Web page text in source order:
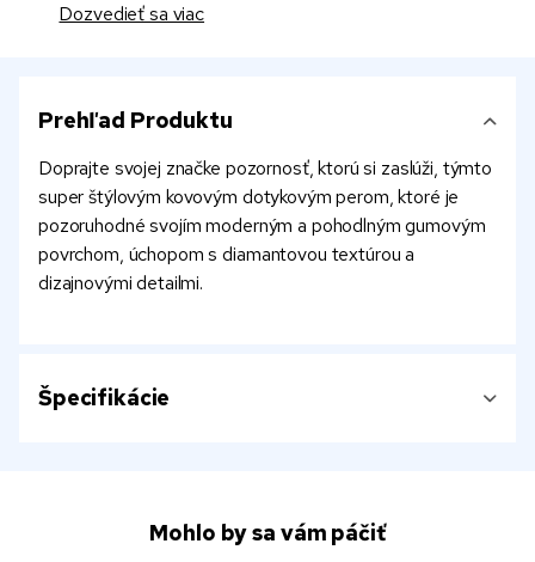
Dozvedieť sa viac
Prehľad Produktu
Doprajte svojej značke pozornosť, ktorú si zaslúži, týmto
super štýlovým kovovým dotykovým perom, ktoré je
pozoruhodné svojím moderným a pohodlným gumovým
povrchom, úchopom s diamantovou textúrou a
dizajnovými detailmi.
Špecifikácie
Mohlo by sa vám páčiť